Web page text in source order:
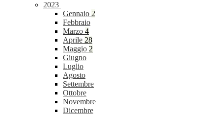
2023
Gennaio 2
Febbraio
Marzo 4
Aprile 28
Maggio 2
Giugno
Luglio
Agosto
Settembre
Ottobre
Novembre
Dicembre